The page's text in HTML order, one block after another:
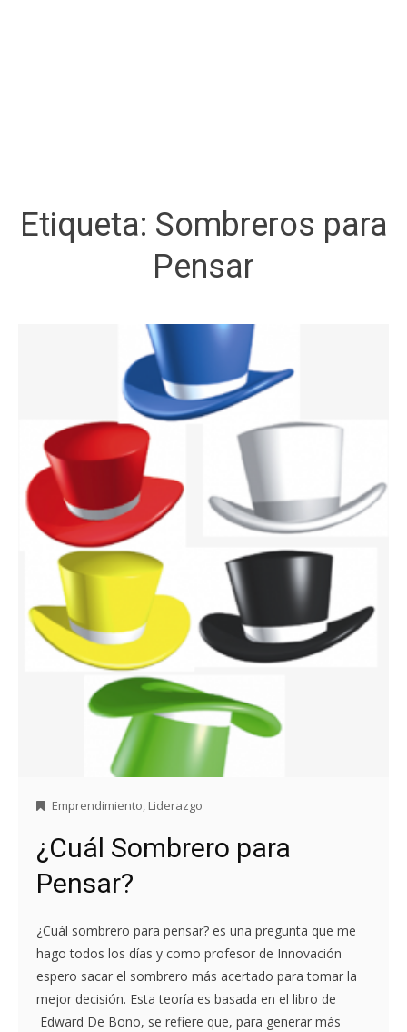
Etiqueta: Sombreros para
Pensar
Emprendimiento Liderazgo
¿Cuál Sombrero para
Pensar?
¿Cuál sombrero para pensar? es una pregunta que me
hago todos los días y como profesor de Innovación
espero sacar el sombrero más acertado para tomar la
mejor decisión. Esta teoría es basada en el libro de
Edward De Bono, se refiere que, para generar más